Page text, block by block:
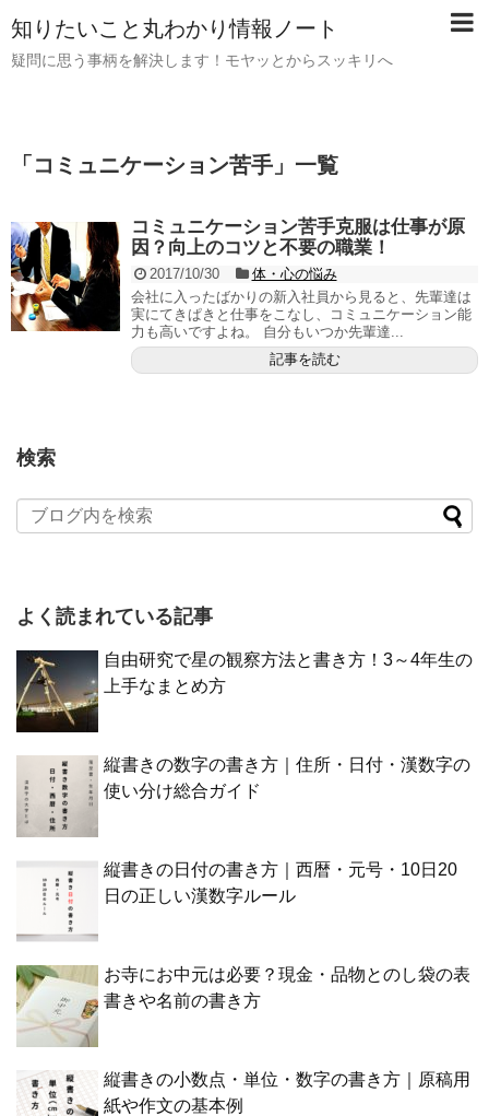
知りたいこと丸わかり情報ノート
疑問に思う事柄を解決します！モヤッとからスッキリへ
「 コミュニケーション苦手 」 一覧
コミュニケーション苦手克服は仕事が原
因？向上のコツと不要の職業！
2017/10/30
体・心の悩み
会社に入ったばかりの新入社員から見ると、先輩達は
実にてきぱきと仕事をこなし、コミュニケーション能
力も高いですよね。 自分もいつか先輩達...
記事を読む
検索
よく読まれている記事
自由研究で星の観察方法と書き方！3～4年生の
上手なまとめ方
縦書きの数字の書き方｜住所・日付・漢数字の
使い分け総合ガイド
縦書きの日付の書き方｜西暦・元号・10日20
日の正しい漢数字ルール
お寺にお中元は必要？現金・品物とのし袋の表
書きや名前の書き方
縦書きの小数点・単位・数字の書き方｜原稿用
紙や作文の基本例